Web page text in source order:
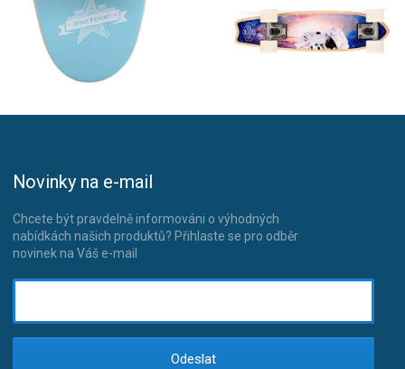
Novinky na e-mail
Chcete být pravdelně informováni o výhodných
nabídkách našich produktů? Přihlaste se pro odběr
novinek na Váš e-mail
Odeslat